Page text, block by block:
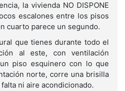
la vivienda NO DISPONE
escalones entre los pisos
cuarto parece un segundo.
que tienes durante todo el
al este, con ventilación
piso esquinero con lo que
norte, corre una brisilla
ni aire acondicionado.